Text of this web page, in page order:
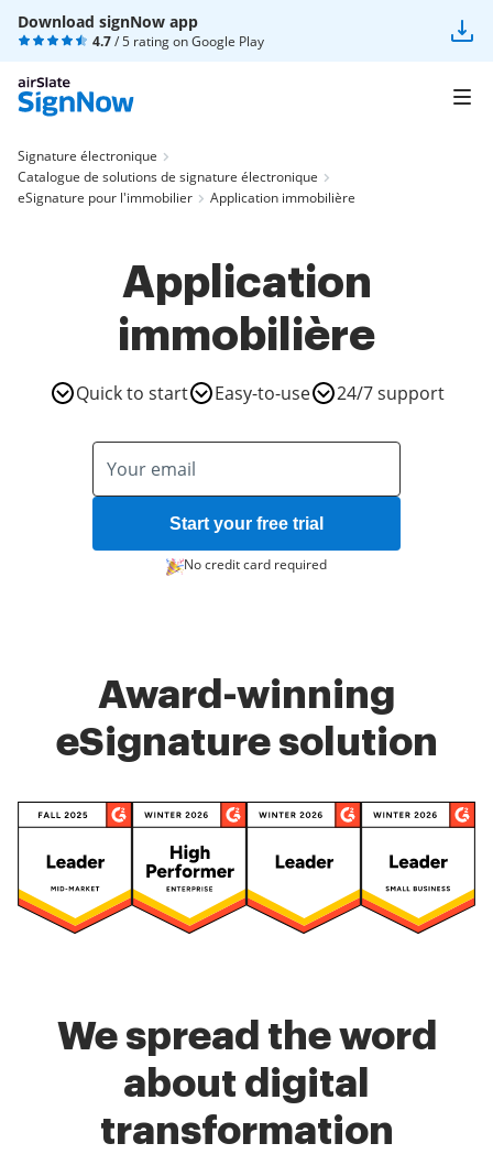
Download signNow app
4.7/ 5 rating onGoogle Play
Signature électronique
Catalogue de solutions de signature électronique
eSignature pour l'immobilier
Application immobilière
Application
immobilière
Quick to start Easy-to-use 24/7 support
Start your free trial
No credit card required
Award-winning
eSignature solution
We spread the word
about digital
transformation